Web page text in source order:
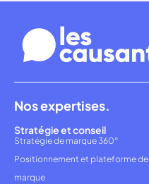
Nos expertises.
Stratégie et conseil
Stratégie de marque 360°
Positionnement et plateforme de
marque